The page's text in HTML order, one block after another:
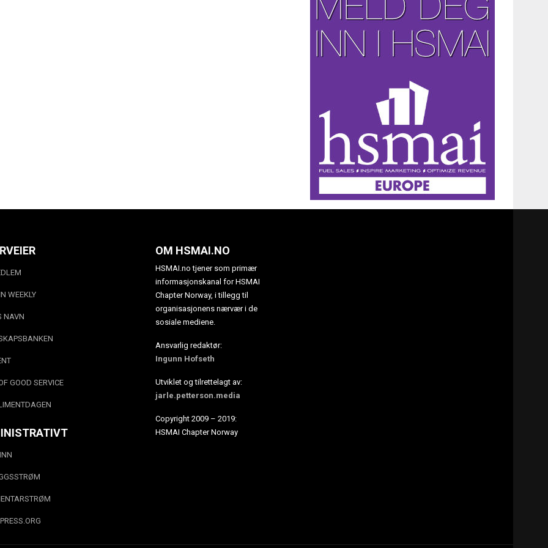
WEEKLY
NAVN
GOOD SERVICE
OM HSMAI.NO
HSMAI.no tjener som primær
informasjonskanal for HSMAI
Chapter Norway, i tillegg til
organisasjonens nærvær i de
sosiale mediene.
Ansvarlig redaktør:
Ingunn Hofseth
Utviklet og tilrettelagt av:
jarle.petterson.media
Copyright 2009 – 2019:
HSMAI Chapter Norway